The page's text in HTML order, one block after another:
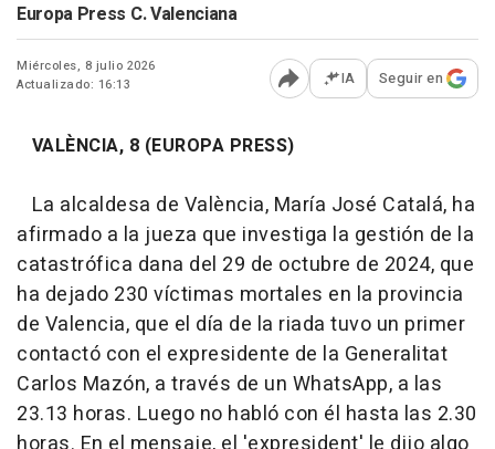
Europa Press C. Valenciana
Miércoles, 8 julio 2026
Actualizado: 16:13
Abrir opciones para
IA Seguir en
VALÈNCIA, 8 (EUROPA PRESS)
La alcaldesa de València, María José Catalá, ha
afirmado a la jueza que investiga la gestión de la
catastrófica dana del 29 de octubre de 2024, que
ha dejado 230 víctimas mortales en la provincia
de Valencia, que el día de la riada tuvo un primer
contactó con el expresidente de la Generalitat
Carlos Mazón, a través de un WhatsApp, a las
23.13 horas. Luego no habló con él hasta las 2.30